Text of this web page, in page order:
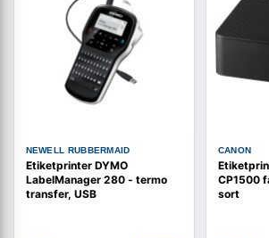
NEWELL RUBBERMAID
Etiketprinter DYMO
LabelManager 280 - termo
transfer, USB
CANON
CP1500
sort